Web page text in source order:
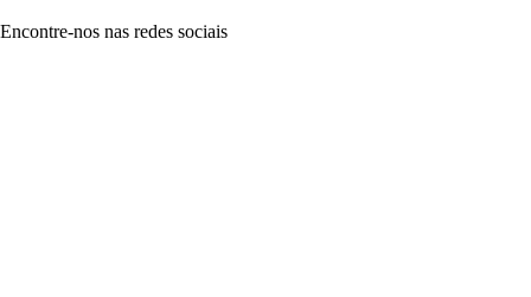
Encontre-nos nas redes sociais